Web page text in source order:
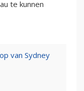
te kunnen
van Sydney